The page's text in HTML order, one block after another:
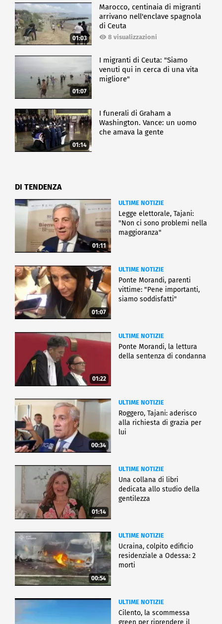
01:03
Marocco, centinaia di migranti
arrivano nell'enclave spagnola
di Ceuta
8 visualizzazioni
01:07
I migranti di Ceuta: "Siamo
venuti qui in cerca di una vita
migliore"
01:14
I funerali di Graham a
Washington. Vance: un uomo
che amava la gente
DI TENDENZA
01:11
ULTIME NOTIZIE
Legge elettorale, Tajani:
"Non ci sono problemi nella
maggioranza"
01:07
ULTIME NOTIZIE
Ponte Morandi, parenti
vittime: "Pene importanti,
siamo soddisfatti"
01:22
ULTIME NOTIZIE
Ponte Morandi, la lettura
della sentenza di condanna
00:34
ULTIME NOTIZIE
Roggero, Tajani: aderisco
alla richiesta di grazia per
lui
01:14
ULTIME NOTIZIE
Una collana di libri
dedicata allo studio della
gentilezza
00:54
ULTIME NOTIZIE
Ucraina, colpito edificio
residenziale a Odessa: 2
morti
ULTIME NOTIZIE
Cilento, la scommessa